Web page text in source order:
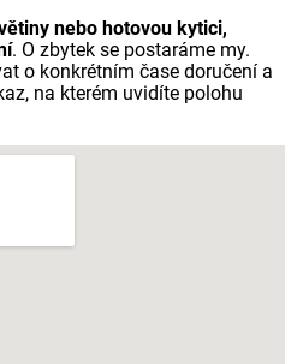
nebo hotovou kytici,
. O zbytek se postaráme my.
o konkrétním čase doručení a
na kterém uvidíte polohu